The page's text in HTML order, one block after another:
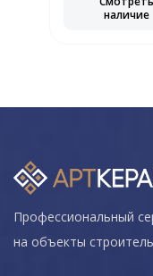
наличие
Профессиональный
на объекты